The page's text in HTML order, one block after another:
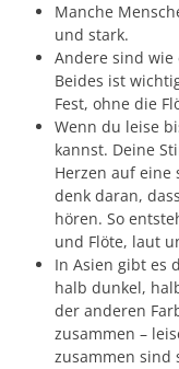
Manche
und stark.
Andere sind wie
Beides ist
Fest, ohne die
Wenn du leise
kannst. Deine
Herzen auf eine
denk daran,
hören. So
und Flöte, laut
In Asien gibt es
halb dunkel,
der anderen
zusammen –
zusammen sind